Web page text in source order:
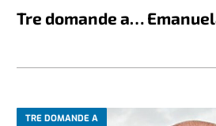
Tre domande a…
TRE DOMANDE A